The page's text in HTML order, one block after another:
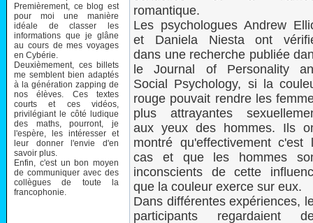
Premièrement, ce blog est
pour moi une manière
idéale de classer les
informations que je glâne
au cours de mes voyages
en Cybérie.
Deuxièmement, ces billets
me semblent bien adaptés
à la génération zapping de
nos élèves. Ces textes
courts et ces vidéos,
privilégiant le côté ludique
des maths, pourront, je
l'espère, les intéresser et
leur donner l'envie d'en
savoir plus.
Enfin, c'est un bon moyen
de communiquer avec des
collègues de toute la
francophonie.
romantique.
Les psychologues Andrew
et Daniela Niesta ont
dans une recherche publiée
le Journal of Personality
Social Psychology, si la
rouge pouvait rendre les
plus attrayantes
aux yeux des hommes. Ils
montré qu'effectivement c'est
cas et que les hommes
inconscients de cette
que la couleur exerce sur eux.
Dans différentes expériences,
participants regardaient